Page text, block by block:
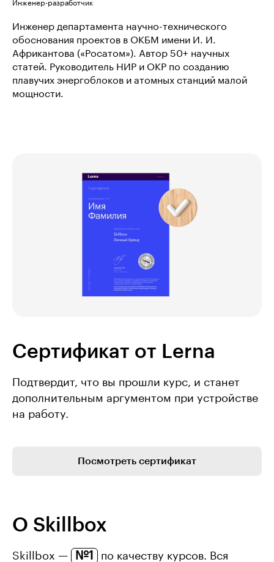
Инженер-разработчик
Инженер департамента научно-технического
обоснования проектов в ОКБМ имени И. И.
Африкантова («Росатом»). Автор 50+ научных
статей. Руководитель НИР и ОКР по созданию
плавучих энергоблоков и атомных станций малой
мощности.
Сертификат от Lerna
Подтвердит, что вы прошли курс, и станет
дополнительным аргументом при устройстве
на работу.
Посмотреть сертификат
О Skillbox
Skillbox — №1
по качеству курсов. Вся